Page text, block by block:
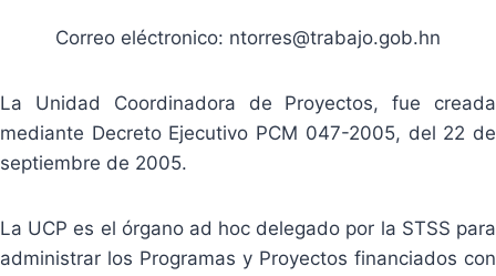
Correo eléctronico: ntorres@trabajo.gob.hn
La Unidad Coordinadora de Proyectos, fue creada
mediante Decreto Ejecutivo PCM 047-2005, del 22 de
septiembre de 2005.
La UCP es el órgano ad hoc delegado por la STSS para
administrar los Programas y Proyectos financiados con